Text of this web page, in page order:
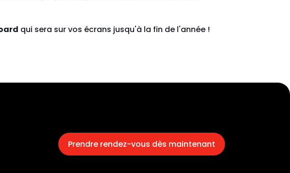
qui sera sur vos écrans jusqu'à la fin de l'année !
Prendre rendez-vous dès maintenant